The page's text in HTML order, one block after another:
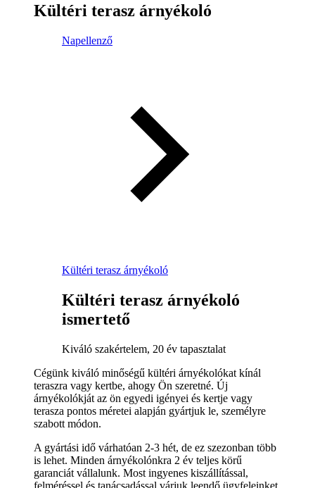
Kültéri terasz árnyékoló
Napellenző
Kültéri terasz árnyékoló
Kültéri terasz árnyékoló
ismertető
Kiváló szakértelem, 20 év tapasztalat
Cégünk kiváló minőségű kültéri árnyékolókat kínál
teraszra vagy kertbe, ahogy Ön szeretné. Új
árnyékolókját az ön egyedi igényei és kertje vagy
terasza pontos méretei alapján gyártjuk le, személyre
szabott módon.
A gyártási idő várhatóan 2-3 hét, de ez szezonban több
is lehet. Minden árnyékolónkra 2 év teljes körű
garanciát vállalunk. Most ingyenes kiszállítással,
felméréssel és tanácsadással várjuk leendő ügyfeleinket.